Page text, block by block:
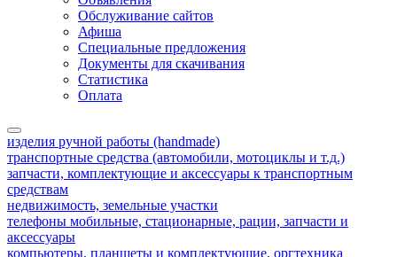
Обслуживание сайтов
Афиша
Специальные предложения
Документы для скачивания
Статистика
Оплата
изделия ручной работы (handmade)
транспортные средства (автомобили, мотоциклы и т.д.)
запчасти, комплектующие и аксессуары к транспортным
средствам
недвижимость, земельные участки
телефоны мобильные, стационарные, рации, запчасти и
аксессуары
компьютеры, планшеты и комплектующие, оргтехника